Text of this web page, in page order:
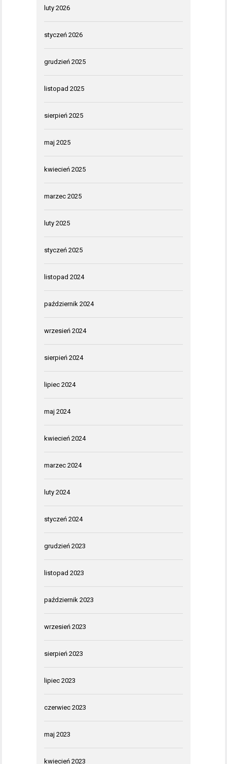
luty 2026
styczeń 2026
grudzień 2025
listopad 2025
sierpień 2025
maj 2025
kwiecień 2025
marzec 2025
luty 2025
styczeń 2025
listopad 2024
październik 2024
wrzesień 2024
sierpień 2024
lipiec 2024
maj 2024
kwiecień 2024
marzec 2024
luty 2024
styczeń 2024
grudzień 2023
listopad 2023
październik 2023
wrzesień 2023
sierpień 2023
lipiec 2023
czerwiec 2023
maj 2023
kwiecień 2023